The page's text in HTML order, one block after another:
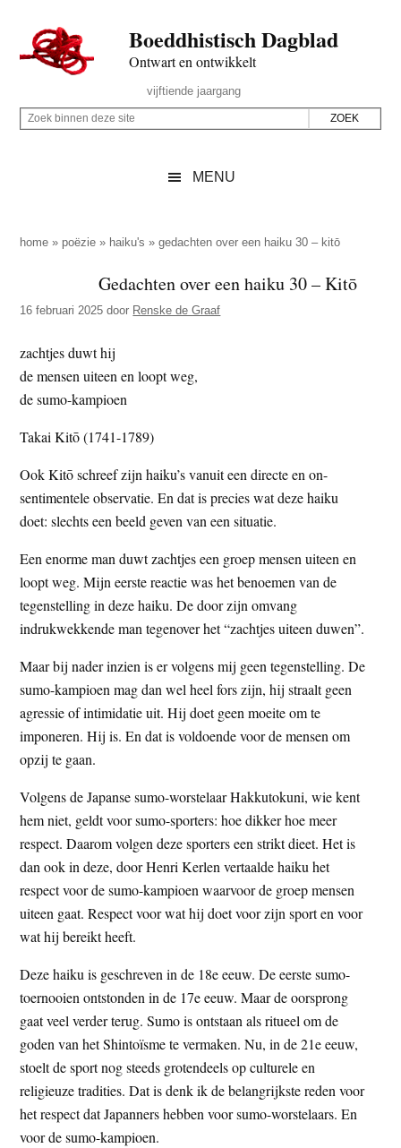
naar
de
inhoud
secondary
naar
de
sidebar
naar
de
Boeddhistisch Dagblad
Ontwart en ontwikkelt
Rechts
vijftiende jaargang
Z
p
z
e
s
i
e
Z
i
e
d
e
z
s
i
e
MENU
home » poëzie » haiku's »gedachten over een haiku 30 – kitō
Gedachten over een haiku 30 – Kitō
16 februari 2025 door Renske de Graaf
zachtjes duwt hij
de mensen uiteen en loopt weg,
de sumo-kampioen
Takai Kitō (1741-1789)
Ook Kitō schreef zijn haiku’s vanuit een directe en on-
sentimentele observatie. En dat is precies wat deze haiku
doet: slechts een beeld geven van een situatie.
Een enorme man duwt zachtjes een groep mensen uiteen en
loopt weg. Mijn eerste reactie was het benoemen van de
tegenstelling in deze haiku. De door zijn omvang
indrukwekkende man tegenover het “zachtjes uiteen duwen”.
Maar bij nader inzien is er volgens mij geen tegenstelling. De
sumo-kampioen mag dan wel heel fors zijn, hij straalt geen
agressie of intimidatie uit. Hij doet geen moeite om te
imponeren. Hij is. En dat is voldoende voor de mensen om
opzij te gaan.
Volgens de Japanse sumo-worstelaar Hakkutokuni, wie kent
hem niet, geldt voor sumo-sporters: hoe dikker hoe meer
respect. Daarom volgen deze sporters een strikt dieet. Het is
dan ook in deze, door Henri Kerlen vertaalde haiku het
respect voor de sumo-kampioen waarvoor de groep mensen
uiteen gaat. Respect voor wat hij doet voor zijn sport en voor
wat hij bereikt heeft.
Deze haiku is geschreven in de 18e eeuw. De eerste sumo-
toernooien ontstonden in de 17e eeuw. Maar de oorsprong
gaat veel verder terug. Sumo is ontstaan als ritueel om de
goden van het Shintoïsme te vermaken. Nu, in de 21e eeuw,
stoelt de sport nog steeds grotendeels op culturele en
religieuze tradities. Dat is denk ik de belangrijkste reden voor
het respect dat Japanners hebben voor sumo-worstelaars. En
voor de sumo-kampioen.